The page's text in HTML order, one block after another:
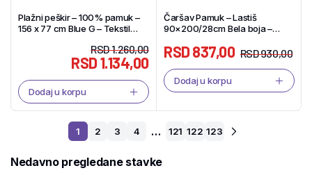
Plažni peškir – 100% pamuk –
156 x 77 cm Blue G – Tekstil
RSD1.260,00
RSD1.134,00
Dodaj u korpu
Čaršav Pamuk – Lastiš
90×200/28cm Bela boja –
RSD930,00
RSD837,00
Dodaj u korpu
1 2 3 4 … 121 122 123
Nedavno pregledane stavke